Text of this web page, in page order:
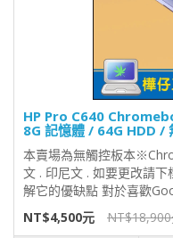
HP Pro C640
8G 記憶體 / 64G HDD /
本賣場為無觸控板本
文 . 印尼文 . 如要更改請
解它的優缺點 對於喜歡
NT$4,500元